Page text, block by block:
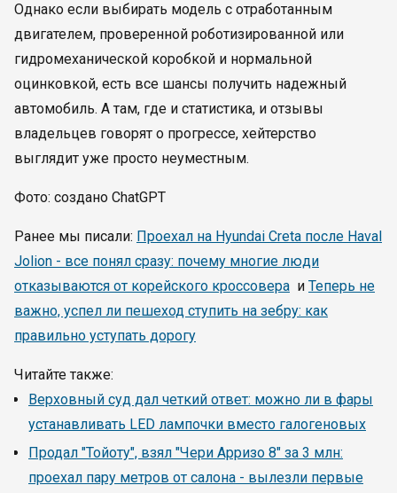
Однако если выбирать модель с отработанным
двигателем, проверенной роботизированной или
гидромеханической коробкой и нормальной
оцинковкой, есть все шансы получить надежный
автомобиль. А там, где и статистика, и отзывы
владельцев говорят о прогрессе, хейтерство
выглядит уже просто неуместным.
Фото: создано ChatGPT
Ранее мы писали: Проехал на Hyundai Creta после Haval
Jolion - все понял сразу: почему многие люди
отказываются от корейского кроссовера и Теперь не
важно, успел ли пешеход ступить на зебру: как
правильно уступать дорогу
Читайте также:
Верховный суд дал четкий ответ: можно ли в фары
устанавливать LED лампочки вместо галогеновых
Продал "Тойоту", взял "Чери Арризо 8" за 3 млн:
проехал пару метров от салона - вылезли первые